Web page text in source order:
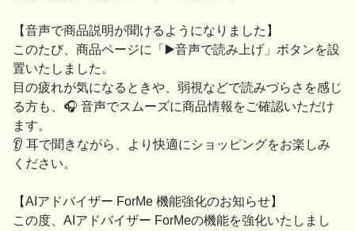
【音声で商品説明が聞けるようになりました】
このたび、商品ページに「▶️音声で読み上げ」ボタンを設
置いたしました。
目の疲れが気になるときや、弱視などで読みづらさを感じ
る方も、🎧 音声でスムーズに商品情報をご確認いただけ
ます。
👂 耳で聞きながら、より快適にショッピングをお楽しみ
ください。
【AIアドバイザー ForMe 機能強化のお知らせ】
この度、AIアドバイザー ForMeの機能を強化いたしまし